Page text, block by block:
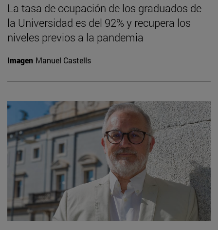
La tasa de ocupación de los graduados de
la Universidad es del 92% y recupera los
niveles previos a la pandemia
Imagen Manuel Castells